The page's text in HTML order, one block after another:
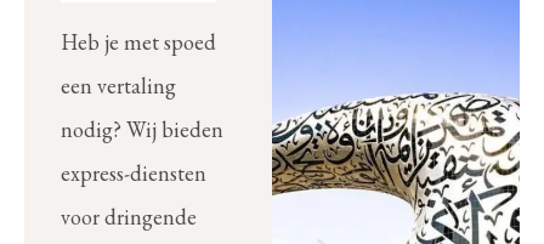
Heb je met spoed
een vertaling
nodig? Wij bieden
express-diensten
voor dringende